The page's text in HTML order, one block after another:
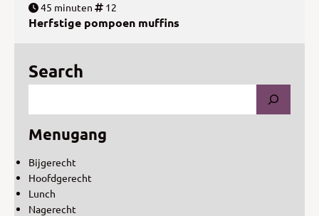
45 minuten 12
Herfstige pompoen muffins
Search
Menugang
Bijgerecht
Hoofdgerecht
Lunch
Nagerecht